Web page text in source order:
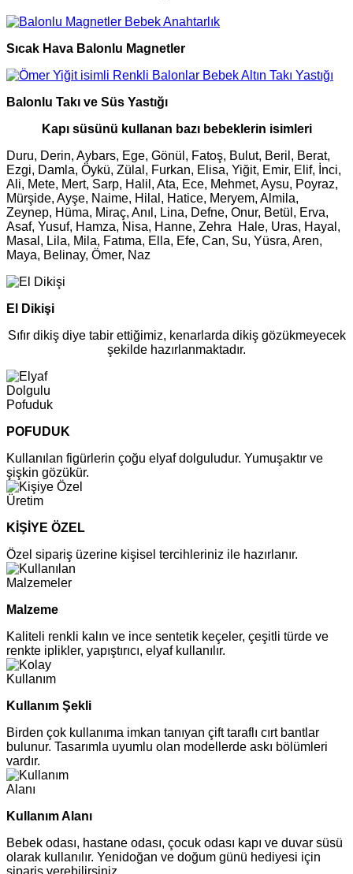
Sıcak Hava Balonlu Magnetler
Balonlu Takı ve Süs Yastığı
Kapı süsünü kullanan bazı bebeklerin isimleri
Duru, Derin, Aybars, Ege, Gönül, Fatoş, Bulut, Beril, Berat,
Ezgi, Damla, Öykü, Zülal, Furkan, Elisa, Yiğit, Emir, Elif, İnci,
Ali, Mete, Mert, Sarp, Halil, Ata, Ece, Mehmet, Aysu, Poyraz,
Mürşide, Ayşe, Naime, Hilal, Hatice, Meryem, Almila,
Zeynep, Hüma, Miraç, Anıl, Lina, Defne, Onur, Betül, Erva,
Asaf, Yusuf, Hamza, Nisa, Hanne, Zehra Hale, Uras, Hayal,
Masal, Lila, Mila, Fatıma, Ella, Efe, Can, Su, Yüsra, Aren,
Maya, Belinay, Ömer, Naz
El Dikişi
Sıfır dikiş diye tabir ettiğimiz, kenarlarda dikiş gözükmeyecek
şekilde hazırlanmaktadır.
POFUDUK
Kullanılan figürlerin çoğu elyaf dolguludur. Yumuşaktır ve
şişkin gözükür.
KİŞİYE ÖZEL
Özel sipariş üzerine kişisel tercihleriniz ile hazırlanır.
Malzeme
Kaliteli renkli kalın ve ince sentetik keçeler, çeşitli türde ve
renkte iplikler, yapıştırıcı, elyaf kullanılır.
Kullanım Şekli
Birden çok kullanıma imkan tanıyan çift taraflı cırt bantlar
bulunur. Tasarımla uyumlu olan modellerde askı bölümleri
vardır.
Kullanım Alanı
Bebek odası, hastane odası, çocuk odası kapı ve duvar süsü
olarak kullanılır. Yenidoğan ve doğum günü hediyesi için
sipariş verebilirsiniz.